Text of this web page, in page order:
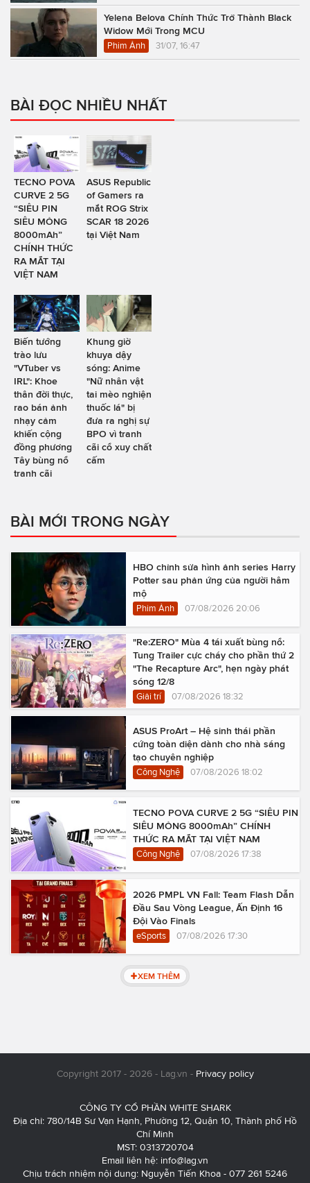
Yelena Belova Chính Thức Trở Thành Black
Widow Mới Trong MCU
Phim Ảnh 31/07, 16:47
BÀI ĐỌC NHIỀU NHẤT
TECNO POVA
CURVE 2 5G
“SIÊU PIN
SIÊU MỎNG
8000mAh”
CHÍNH THỨC
RA MẮT TẠI
VIỆT NAM
ASUS Republic
of Gamers ra
mắt ROG Strix
SCAR 18 2026
tại Việt Nam
Biến tướng
trào lưu
"VTuber vs
IRL": Khoe
thân đời thực,
rao bán ảnh
nhạy cảm
khiến cộng
đồng phương
Tây bùng nổ
tranh cãi
Khung giờ
khuya dậy
sóng: Anime
"Nữ nhân vật
tai mèo nghiện
thuốc lá" bị
đưa ra nghị sự
BPO vì tranh
cãi cổ xuy chất
cấm
BÀI MỚI TRONG NGÀY
HBO chỉnh sửa hình ảnh series Harry
Potter sau phản ứng của người hâm
mộ
Phim Ảnh 07/08/2026 20:06
"Re:ZERO" Mùa 4 tái xuất bùng nổ:
Tung Trailer cực cháy cho phần thứ 2
"The Recapture Arc", hẹn ngày phát
sóng 12/8
Giải trí 07/08/2026 18:32
ASUS ProArt – Hệ sinh thái phần
cứng toàn diện dành cho nhà sáng
tạo chuyên nghiệp
Công Nghệ 07/08/2026 18:02
TECNO POVA CURVE 2 5G “SIÊU PIN
SIÊU MỎNG 8000mAh” CHÍNH
THỨC RA MẮT TẠI VIỆT NAM
Công Nghệ 07/08/2026 17:38
2026 PMPL VN Fall: Team Flash Dẫn
Đầu Sau Vòng League, Ấn Định 16
Đội Vào Finals
eSports 07/08/2026 17:30
XEM THÊM
Copyright 2017 - 2026 - Lag.vn - Privacy policy
CÔNG TY CỔ PHẦN WHITE SHARK
Địa chỉ: 780/14B Sư Vạn Hạnh, Phường 12, Quận 10, Thành phố Hồ
Chí Minh
MST: 0313720704
Email liên hệ: info@lag.vn
Chịu trách nhiệm nội dung: Nguyễn Tiến Khoa - 077 261 5246